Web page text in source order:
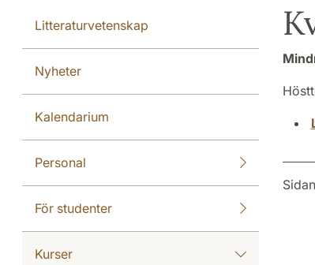
Litteraturvetenskap
Nyheter
Kalendarium
Personal
För studenter
Kurser